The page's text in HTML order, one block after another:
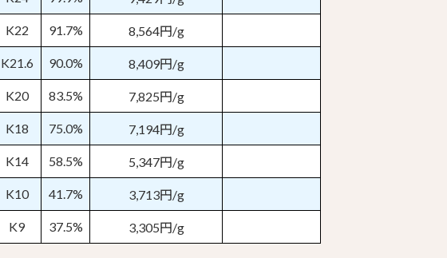
K22 91.7% 8,564円/g
K21.6 90.0% 8,409円/g
K20 83.5% 7,825円/g
K18 75.0% 7,194円/g
K14 58.5% 5,347円/g
K10 41.7% 3,713円/g
K9 37.5% 3,305円/g